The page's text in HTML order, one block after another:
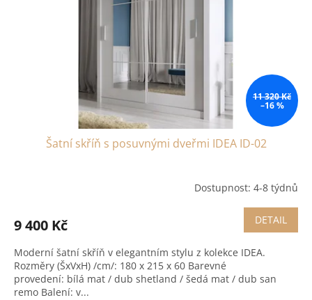
11 320 Kč
–16 %
Šatní skříň s posuvnými dveřmi IDEA ID-02
Dostupnost: 4-8 týdnů
9 400 Kč DETAIL
Moderní šatní skříň v elegantním stylu z kolekce IDEA.
Rozměry (ŠxVxH) /cm/: 180 x 215 x 60 Barevné
provedení: bílá mat / dub shetland / šedá mat / dub san
remo Balení: v...